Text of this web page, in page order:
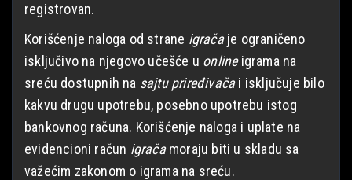
registrovan.
Korišćenje naloga od strane igračaje ograničeno
isključivo na njegovo učešće u onlineigrama na
sreću dostupnih na sajtu priređivačai isključuje bilo
kakvu drugu upotrebu, posebno upotrebu istog
bankovnog računa. Korišćenje naloga i uplate na
evidencioni račun igračamoraju biti u skladu sa
važećim zakonom o igrama na sreću.